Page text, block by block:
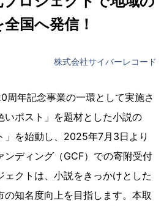
国へ発信！
株式会社サイバーレコード
周年記念事業の一環として実施さ
いポスト」を題材とした小説の
」を始動し、2025年7月3日より
ンディング（GCF）での寄附受付
ェクトは、小説をきっかけとした
知名度向上を目指します。本取